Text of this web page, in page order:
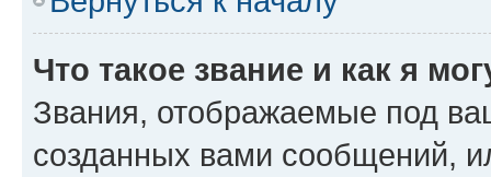
Что такое звание и как я
Звания, отображаемые под
созданных вами сообщений,